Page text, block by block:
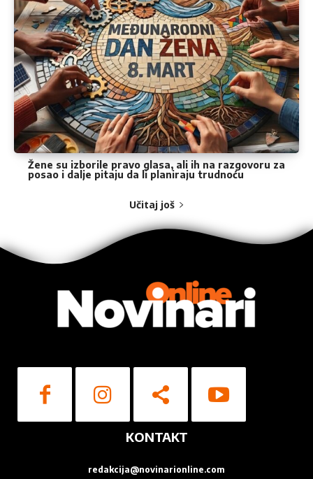
Žene su izborile pravo glasa, ali ih na razgovoru za
posao i dalje pitaju da li planiraju trudnoću
Učitaj još
KONTAKT
redakcija@novinarionline.com